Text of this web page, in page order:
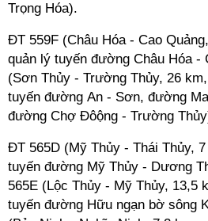
Trọng Hóa).
ĐT 559F (Châu Hóa - Cao
quản lý tuyến đường Châu Hóa -
(Sơn Thủy - Trường Thủy, 26
tuyến đường An - Sơn, đường
đường Chợ Đôộng - Trường
ĐT 565D (Mỹ Thủy - Thái Thủy,
tuyến đường Mỹ Thủy - Dương
565E (Lộc Thủy - Mỹ Thủy, 13,5
tuyến đường Hữu ngạn bờ sông